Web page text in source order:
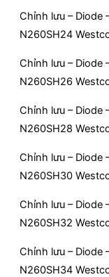
Chỉnh lưu – Diode
N260SH24
Chỉnh lưu – Diode
N260SH26
Chỉnh lưu – Diode
N260SH28
Chỉnh lưu – Diode
N260SH30
Chỉnh lưu – Diode
N260SH32
Chỉnh lưu – Diode
N260SH34